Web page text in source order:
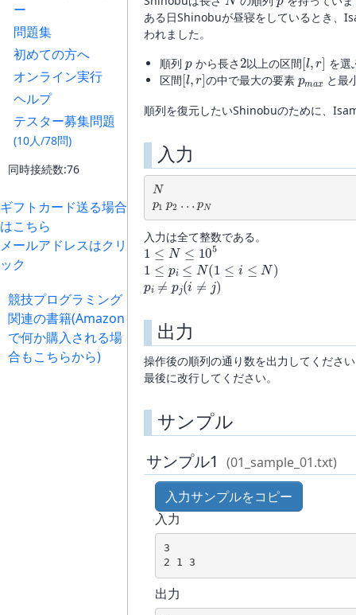
ー
問題集
初めての方へ
オンライン実行
ヘルプ
テスター募集問題
(10人/78問)
同時接続数:76
ギフトカード送る場合
はこちら
メールアドレスはクリ
ック
競技プログラミング
関連の書籍(Amazon
で何か購入される場
合もこちらから)
ある日Shinobuが昼寝をしているとき、
われました。
順列
から長さ
2
以上の区間
[l ]
を選
区間
[l,r]
の中で最大の要素
pma x
と最
順列を復元したいShinobuのために、
入力
N
p1
入力は全て整数である。
1≤N≤105
1 ≤p i≤ N( 1≤i
p ≠pj(i ≠j
出力
操作後の順列の通り数を出力してくださ
最後に改行してください。
サンプル
サンプル1
(01_sample_01.txt)
入力サンプルをコピー
入力
3
2 1 3
出力